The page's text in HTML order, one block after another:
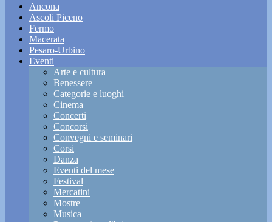
Ancona
Ascoli Piceno
Fermo
Macerata
Pesaro-Urbino
Eventi
Arte e cultura
Benessere
Categorie e luoghi
Cinema
Concerti
Concorsi
Convegni e seminari
Corsi
Danza
Eventi del mese
Festival
Mercatini
Mostre
Musica